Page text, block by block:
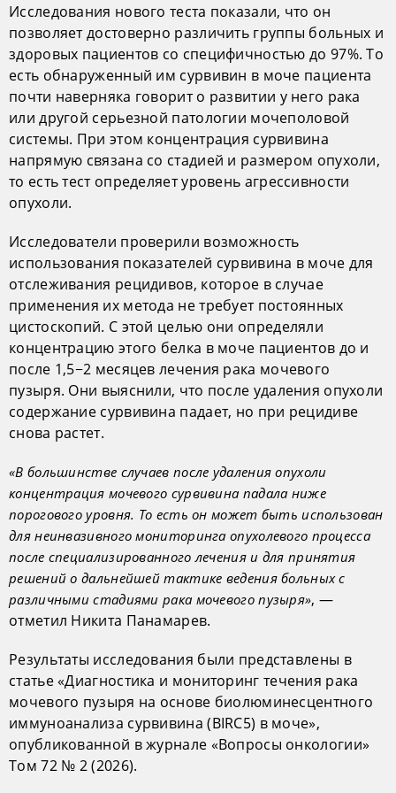
Исследования нового теста показали, что он
позволяет достоверно различить группы больных и
здоровых пациентов со специфичностью до 97%. То
есть обнаруженный им сурвивин в моче пациента
почти наверняка говорит о развитии у него рака
или другой серьезной патологии мочеполовой
системы. При этом концентрация сурвивина
напрямую связана со стадией и размером опухоли,
то есть тест определяет уровень агрессивности
опухоли.
Исследователи проверили возможность
использования показателей сурвивина в моче для
отслеживания рецидивов, которое в случае
применения их метода не требует постоянных
цистоскопий. С этой целью они определяли
концентрацию этого белка в моче пациентов до и
после 1,5−2 месяцев лечения рака мочевого
пузыря. Они выяснили, что после удаления опухоли
содержание сурвивина падает, но при рецидиве
снова растет.
«В большинстве случаев после удаления опухоли
концентрация мочевого сурвивина падала ниже
порогового уровня. То есть он может быть использован
для неинвазивного мониторинга опухолевого процесса
после специализированного лечения и для принятия
решений о дальнейшей тактике ведения больных с
различными стадиями рака мочевого пузыря», —
отметил Никита Панамарев.
Результаты исследования были представлены в
статье «Диагностика и мониторинг течения рака
мочевого пузыря на основе биолюминесцентного
иммуноанализа сурвивина (BIRC5) в моче»,
опубликованной в журнале «Вопросы онкологии»
Том 72 № 2 (2026).